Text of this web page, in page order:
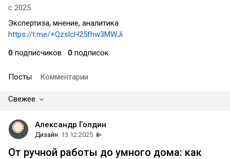
с 2025
Экспертиза, мнение, аналитика
https://t.me/+QzslcH25fhw3MWJi
0 подписчиков 0 подписок
Посты Комментарии
Свежее
Александр Голдин
Дизайн 13.12.2025
От ручной работы до умного дома: как